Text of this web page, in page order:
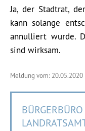
Ja, der Stadtrat,
kann solange
annulliert wurde.
sind wirksam.
Meldung vom: 20.05.2020
BÜRGERBÜRO